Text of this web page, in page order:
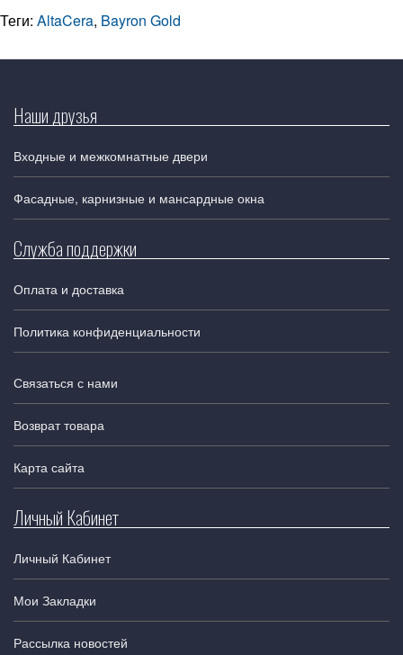
Теги: AltaCera, Bayron Gold
Наши друзья
Входные и межкомнатные двери
Фасадные, карнизные и мансардные окна
Служба поддержки
Оплата и доставка
Политика конфиденциальности
Связаться с нами
Возврат товара
Карта сайта
Личный Кабинет
Личный Кабинет
Мои Закладки
Рассылка новостей